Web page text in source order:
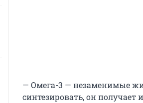
— Омега-3 — незаменимые
синтезировать, он получает